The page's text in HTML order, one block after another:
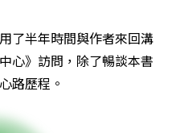
了半年時間與作者來回溝
心》訪問，除了暢談本書
路歷程。